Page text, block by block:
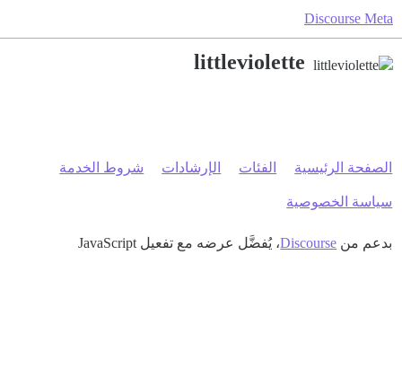
Discourse Meta
littleviolette
الصفحة الرئيسية الفئات الإرشادات شروط الخدمة
سياسة الخصوصية
بدعم من Discourse، يُفضَّل عرضه مع تفعيل JavaScript